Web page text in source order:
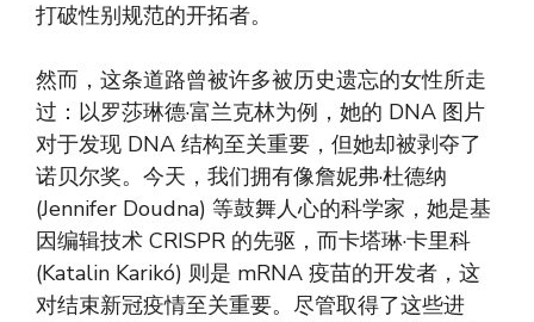
打破性别规范的开拓者。
然而，这条道路曾被许多被历史遗忘的女性所走
过：以罗莎琳德·富兰克林为例，她的 DNA 图片
对于发现 DNA 结构至关重要，但她却被剥夺了
诺贝尔奖。今天，我们拥有像詹妮弗·杜德纳
(Jennifer Doudna) 等鼓舞人心的科学家，她是基
因编辑技术 CRISPR 的先驱，而卡塔琳·卡里科
(Katalin Karikó) 则是 mRNA 疫苗的开发者，这
对结束新冠疫情至关重要。尽管取得了这些进